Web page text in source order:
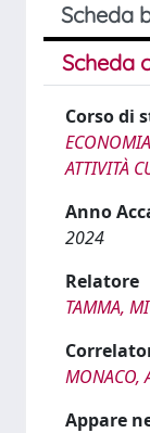
Scheda
Scheda
Corso di
ATTIVITÀ
Anno
2024
Relatore
TAMMA,
MONACO,
Appare